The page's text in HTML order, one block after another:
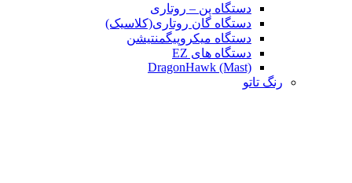
دستگاه پن – روتاری
دستگاه گان روتاری(کلاسیک)
دستگاه میکروپیگمنتیشن
دستگاه های EZ
DragonHawk (Mast)
رنگ تاتو